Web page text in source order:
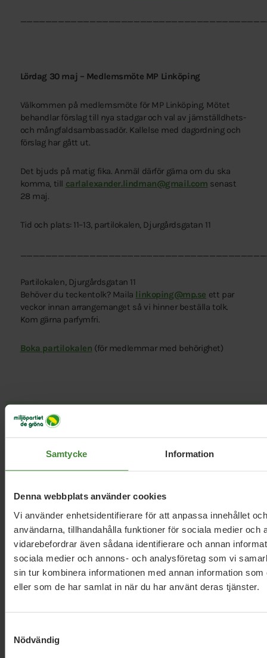
Samtycke Information
Denna webbplats använder cookies
Vi använder enhetsidentifierare för att anpassa innehållet
användarna, tillhandahålla funktioner för sociala medier och
vidarebefordrar även sådana identifierare och annan
sociala medier och annons- och analysföretag som vi
sin tur kombinera informationen med annan information som
eller som de har samlat in när du har använt deras tjänster.
Nödvändig
Lördag 30 maj – Medlemsmöte MP Linköping
Välkommen på medlemsmöte för MP Linköping. Mötet
behandlar förslag till nya stadgar och val av jämställdhets-
och mångfaldsambassadör. Kallelse med dagordning och
förslag har gått ut.
Det bjuds på matig fika. Anmäl därför gärna om du ska
komma, till carlalexander.lindman@gmail.com senast
28 maj.
Tid och plats: 11–13, partilokalen, Djurgårdsgatan 11
Partilokalen, Djurgårdsgatan 11
Behöver du teckentolk? Maila linkoping@mp.se ett par
veckor innan arrangemanget så vi hinner beställa tolk.
Kom gärna parfymfri.
Boka partilokalen (för medlemmar med behörighet)
Dela denna sida och hjälp oss
Publicerad 2022-05-12